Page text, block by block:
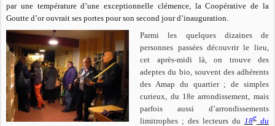
par une température d’une exceptionnelle clémence, la Coopérative de la
Goutte d’or ouvrait ses portes pour son second jour d’inauguration.
Parmi les quelques dizaines de
personnes passées découvrir le lieu,
cet après-midi là, on trouve des
adeptes du bio, souvent des adhérents
des Amap du quartier ; de simples
curieux, du 18e arrondissement, mais
parfois aussi d’arrondissements
limitrophes ; des lecteurs du 18edu